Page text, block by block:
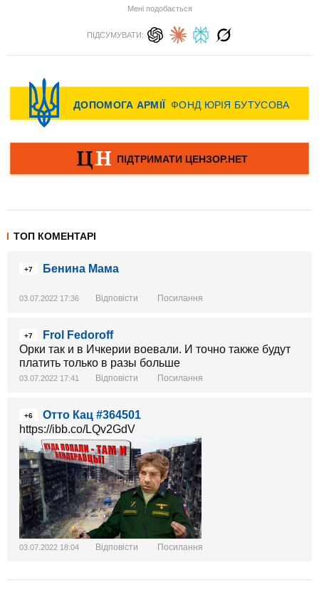
Мені подобається
ПІДСУМУВАТИ:
ТОП КОМЕНТАРІ
+7 Бенина Мама
03.07.2022 17:36 Відповісти Посилання
+7
Frol Fedoroff
Орки так и в Ичкерии воевали. И точно также будут
платить только в разы больше
03.07.2022 17:41 Відповісти Посилання
+6
Отто Кац #364501
https://ibb.co/LQv2GdV
03.07.2022 18:04 Відповісти Посилання